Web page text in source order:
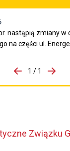
nastąpią zmiany w
na części ul.
1 / 1
Związku